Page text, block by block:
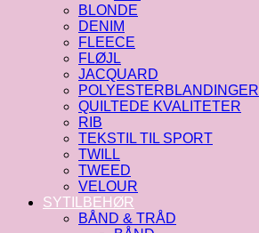
BLONDE
DENIM
FLEECE
FLØJL
JACQUARD
POLYESTERBLANDINGER
QUILTEDE KVALITETER
RIB
TEKSTIL TIL SPORT
TWILL
TWEED
VELOUR
SYTILBEHØR
BÅND & TRÅD